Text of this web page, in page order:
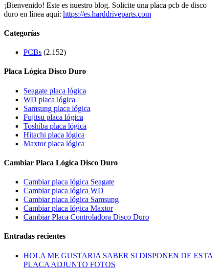
¡Bienvenido! Este es nuestro blog. Solicite una placa pcb de disco
duro en línea aquí: https://es.harddriveparts.com
Categorías
PCBs (2.152)
Placa Lógica Disco Duro
Seagate placa lógica
WD placa lógica
Samsung placa lógica
Fujitsu placa lógica
Toshiba placa lógica
Hitachi placa lógica
Maxtor placa lógica
Cambiar Placa Lógica Disco Duro
Cambiar placa lógica Seagate
Cambiar placa lógica WD
Cambiar placa lógica Samsung
Cambiar placa lógica Maxtor
Cambiar Placa Controladora Disco Duro
Entradas recientes
HOLA ME GUSTARIA SABER SI DISPONEN DE ESTA
PLACA ADJUNTO FOTOS